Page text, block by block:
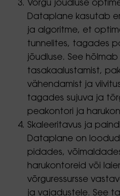
Võrgu jõudluse
Dataplane kasutab
ja algoritme, et
tunnelites, tagades
jõudluse. See hõlmab
tasakaalustamist,
vähendamist ja
tagades sujuva ja
peakontori ja
Skaleeritavus ja
Dataplane on loodud
pidades,
harukontoreid või
võrguressursse
ja vajadustele. See